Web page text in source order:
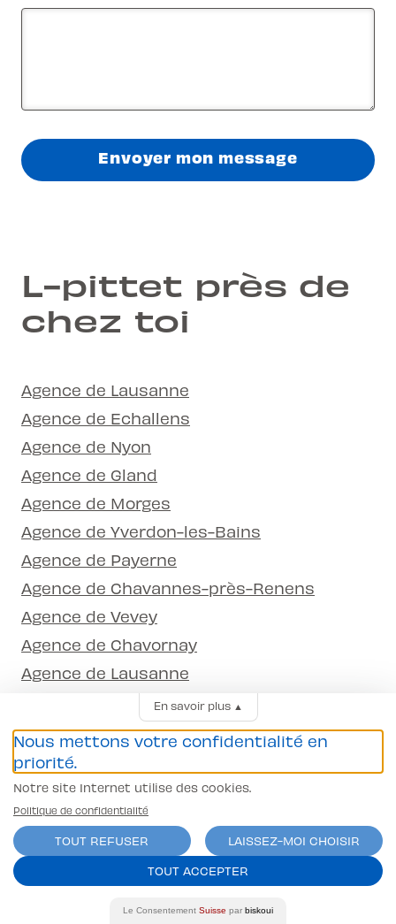
Envoyer mon message
L-pittet près de
chez toi
Agence de Lausanne
Agence de Echallens
Agence de Nyon
Agence de Gland
Agence de Morges
Agence de Yverdon-les-Bains
Agence de Payerne
Agence de Chavannes-près-Renens
Agence de Vevey
Agence de Chavornay
Agence de Lausanne
Agence de Neuchâtel
Agence de Mézières
Agence de La Chaux-de-Fonds
Agence de Montreux
En savoir plus▲
Nous mettons votre confidentialité en
priorité.
Notre site Internet utilise des cookies.
Politique de confidentialité
TOUT REFUSER
LAISSEZ-MOI CHOISIR
TOUT ACCEPTER
Le Consentement Suisse par biskoui